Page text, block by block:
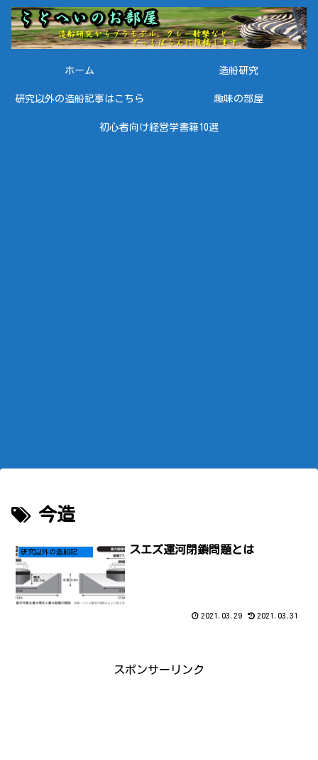
ホーム 造船研究
研究以外の造船記事はこちら 趣味の部屋
初心者向け経営学書籍10選
今造
研究以外の造船記事はこちら スエズ運河閉鎖問題とは
2021.03.29 2021.03.31
スポンサーリンク